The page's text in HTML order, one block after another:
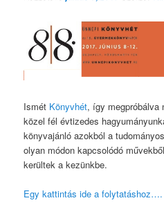
Ismét Könyvhét, így megpróbálva
közel fél évtizedes
könyvajánló azokból a
olyan módon kapcsolódó
kerültek a kezünkbe.
Egy kattintás ide a folytatáshoz….